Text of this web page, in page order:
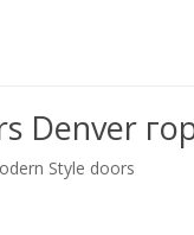
Denver
Style doors